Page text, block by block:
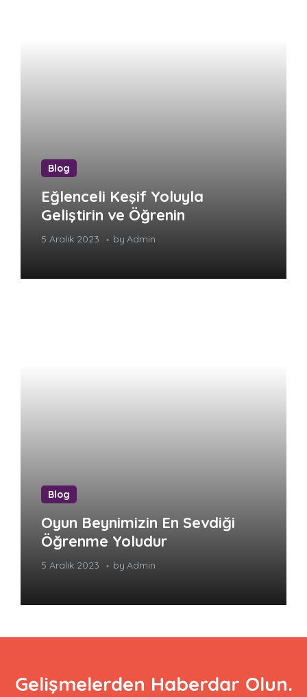
Blog
Eğlenceli Keşif Yoluyla
Geliştirin ve Öğrenin
5 Aralık 2023 by Admin
Blog
Oyun Beynimizin En Sevdiği
Öğrenme Yoludur
5 Aralık 2023 by Admin
Gelişmelerden Haberdar Olun.